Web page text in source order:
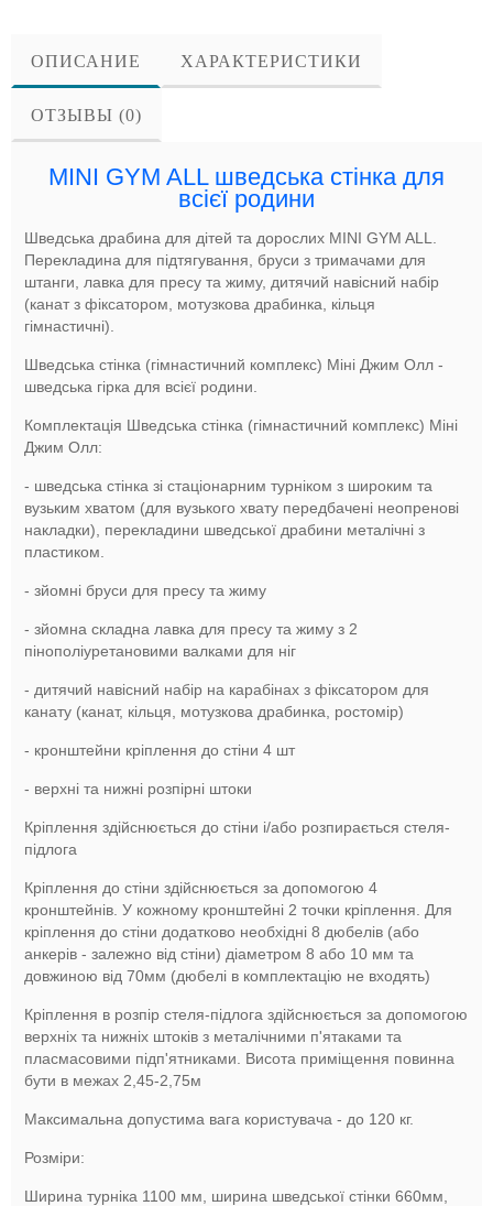
ОПИСАНИЕ ХАРАКТЕРИСТИКИ
ОТЗЫВЫ (0)
MINI GYM ALL шведська стінка для
всієї родини
Шведська драбина для дітей та дорослих MINI GYM ALL.
Перекладина для підтягування, бруси з тримачами для
штанги, лавка для пресу та жиму, дитячий навісний набір
(канат з фіксатором, мотузкова драбинка, кільця
гімнастичні).
Шведська стінка (гімнастичний комплекс) Міні Джим Олл -
шведська гірка для всієї родини.
Комплектація Шведська стінка (гімнастичний комплекс) Міні
Джим Олл:
- шведська стінка зі стаціонарним турніком з широким та
вузьким хватом (для вузького хвату передбачені неопренові
накладки), перекладини шведської драбини металічні з
пластиком.
- зйомні бруси для пресу та жиму
- зйомна складна лавка для пресу та жиму з 2
пінополіуретановими валками для ніг
- дитячий навісний набір на карабінах з фіксатором для
канату (канат, кільця, мотузкова драбинка, ростомір)
- кронштейни кріплення до стіни 4 шт
- верхні та нижні розпірні штоки
Кріплення здійснюється до стіни і/або розпирається стеля-
підлога
Кріплення до стіни здійснюється за допомогою 4
кронштейнів. У кожному кронштейні 2 точки кріплення. Для
кріплення до стіни додатково необхідні 8 дюбелів (або
анкерів - залежно від стіни) діаметром 8 або 10 мм та
довжиною від 70мм (дюбелі в комплектацію не входять)
Кріплення в розпір стеля-підлога здійснюється за допомогою
верхніх та нижніх штоків з металічними п'ятаками та
пласмасовими підп'ятниками. Висота приміщення повинна
бути в межах 2,45-2,75м
Максимальна допустима вага користувача - до 120 кг.
Розміри:
Ширина турніка 1100 мм, ширина шведської стінки 660мм,